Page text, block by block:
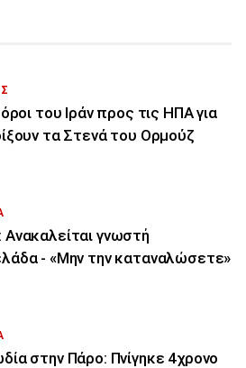
όροι του Ιράν προς τις ΗΠΑ για
τα Στενά του Ορμούζ
γνωστή
- «Μην την καταναλώσετε»
στην Πάρο: Πνίγηκε 4χρονο